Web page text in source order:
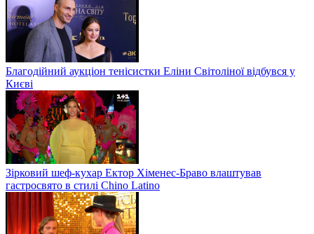
Благодійний аукціон тенісистки Еліни Світоліної відбувся у
Києві
Зірковий шеф-кухар Ектор Хіменес-Браво влаштував
гастросвято в стилі Chino Latino